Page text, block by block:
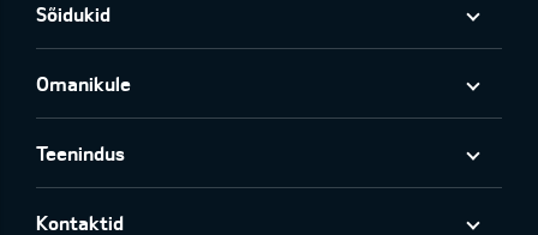
Sõidukid
Omanikule
Teenindus
Kontaktid